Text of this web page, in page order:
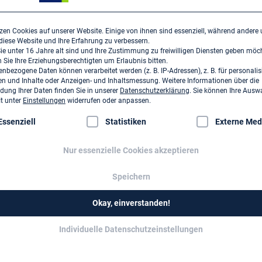
in Deutschland
und technischen
Planende gewährleisten
und mittelstandsfreundlich
Evaluierung einleiten
gestalten
stärken
Wohnraum und
fördern
Cookies auf unserer Website. Einige von ihnen sind essenziell, während andere
Website und Ihre Erfahrung zu verbessern.
unter 16 Jahre alt sind und Ihre Zustimmung zu freiwilligen Diensten geben
Sie Ihre Erziehungsberechtigten um Erlaubnis bitten.
Daten können verarbeitet werden (z. B. IP-Adressen), z. B. für
und Inhalte oder Anzeigen- und Inhaltsmessung. Weitere Informationen über die
Ihrer Daten finden Sie in unserer Datenschutzerklärung. Sie können Ihre
unter Einstellungen widerrufen oder anpassen.
eine Liste der Service-Gruppen, für die eine Einwilligung
Statistiken Externe
Nur essenzielle Cookies akzeptieren
Speichern
Okay, einverstanden!
Individuelle Datenschutzeinstellungen